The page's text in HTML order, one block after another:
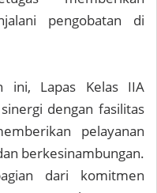
pengobatan di
ini, Lapas Kelas IIA
dengan fasilitas
pelayanan
berkesinambungan.
dari komitmen